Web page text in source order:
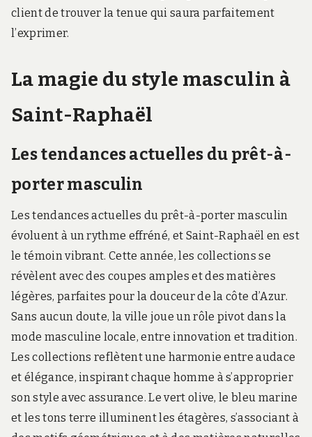
client de trouver la tenue qui saura parfaitement
l’exprimer.
La magie du style masculin à
Saint-Raphaël
Les tendances actuelles du prêt-à-
porter masculin
Les tendances actuelles du prêt-à-porter masculin
évoluent à un rythme effréné, et Saint-Raphaël en est
le témoin vibrant. Cette année, les collections se
révèlent avec des coupes amples et des matières
légères, parfaites pour la douceur de la côte d’Azur.
Sans aucun doute, la ville joue un rôle pivot dans la
mode masculine locale, entre innovation et tradition.
Les collections reflètent une harmonie entre audace
et élégance, inspirant chaque homme à s’approprier
son style avec assurance. Le vert olive, le bleu marine
et les tons terre illuminent les étagères, s’associant à